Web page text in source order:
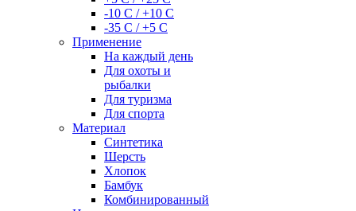
-10 С / +10 С
-35 С / +5 С
Применение
На каждый день
Для охоты и
рыбалки
Для туризма
Для спорта
Материал
Синтетика
Шерсть
Хлопок
Бамбук
Комбинированный